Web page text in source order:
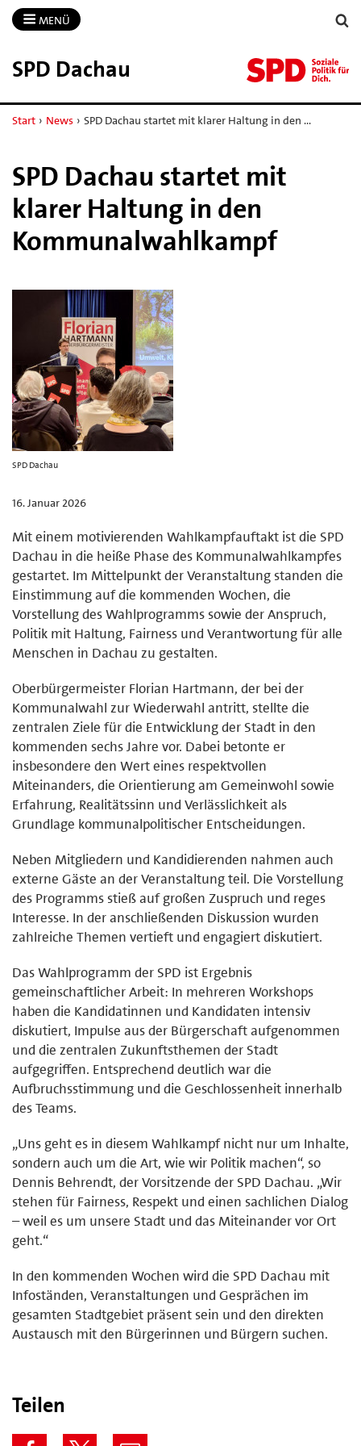
MENÜ
SPD Dachau
Start › News › SPD Dachau startet mit klarer Haltung in den …
SPD Dachau startet mit
klarer Haltung in den
Kommunalwahlkampf
SPD Dachau
16. Januar 2026
Mit einem motivierenden Wahlkampfauftakt ist die SPD
Dachau in die heiße Phase des Kommunalwahlkampfes
gestartet. Im Mittelpunkt der Veranstaltung standen die
Einstimmung auf die kommenden Wochen, die
Vorstellung des Wahlprogramms sowie der Anspruch,
Politik mit Haltung, Fairness und Verantwortung für alle
Menschen in Dachau zu gestalten.
Oberbürgermeister Florian Hartmann, der bei der
Kommunalwahl zur Wiederwahl antritt, stellte die
zentralen Ziele für die Entwicklung der Stadt in den
kommenden sechs Jahre vor. Dabei betonte er
insbesondere den Wert eines respektvollen
Miteinanders, die Orientierung am Gemeinwohl sowie
Erfahrung, Realitätssinn und Verlässlichkeit als
Grundlage kommunalpolitischer Entscheidungen.
Neben Mitgliedern und Kandidierenden nahmen auch
externe Gäste an der Veranstaltung teil. Die Vorstellung
des Programms stieß auf großen Zuspruch und reges
Interesse. In der anschließenden Diskussion wurden
zahlreiche Themen vertieft und engagiert diskutiert.
Das Wahlprogramm der SPD ist Ergebnis
gemeinschaftlicher Arbeit: In mehreren Workshops
haben die Kandidatinnen und Kandidaten intensiv
diskutiert, Impulse aus der Bürgerschaft aufgenommen
und die zentralen Zukunftsthemen der Stadt
aufgegriffen. Entsprechend deutlich war die
Aufbruchsstimmung und die Geschlossenheit innerhalb
des Teams.
„Uns geht es in diesem Wahlkampf nicht nur um Inhalte,
sondern auch um die Art, wie wir Politik machen“, so
Dennis Behrendt, der Vorsitzende der SPD Dachau. „Wir
stehen für Fairness, Respekt und einen sachlichen Dialog
– weil es um unsere Stadt und das Miteinander vor Ort
geht.“
In den kommenden Wochen wird die SPD Dachau mit
Infoständen, Veranstaltungen und Gesprächen im
gesamten Stadtgebiet präsent sein und den direkten
Austausch mit den Bürgerinnen und Bürgern suchen.
Teilen